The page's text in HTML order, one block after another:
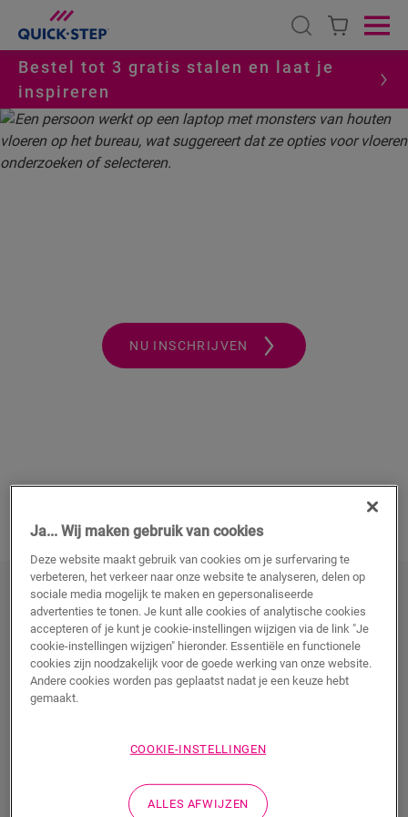
Open search
Bestel tot 3 gratis stalen en laat je
inspireren
NU INSCHRIJVEN
Wat mag je verwachten van de
opleiding 'Adverteren op sociale
media'?
De opleiding
een heel praktijkgerichte manier hoe je je eigen
gaat op zoek naar je doelpubliek en leert succesvol “te
Ja... Wij maken gebruik van cookies
Deze website maakt gebruik van cookies om je surfervaring te
verbeteren, het verkeer naar onze website te analyseren, delen op
sociale media mogelijk te maken en gepersonaliseerde
advertenties te tonen. Je kunt alle cookies of analytische cookies
accepteren of je kunt je cookie-instellingen wijzigen via de link "Je
cookie-instellingen wijzigen" hieronder. Essentiële en functionele
cookies zijn noodzakelijk voor de goede werking van onze website.
Andere cookies worden pas geplaatst nadat je een keuze hebt
gemaakt.
COOKIE-INSTELLINGEN
ALLES AFWIJZEN